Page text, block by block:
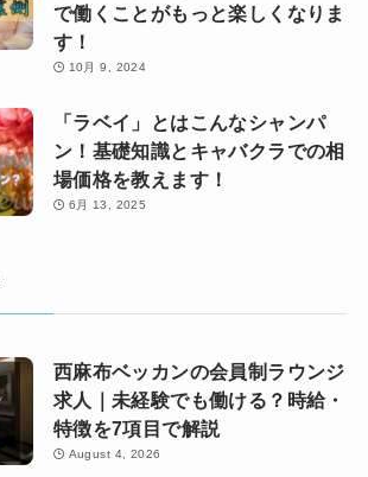
で働くことがもっと楽しくなりま
す！
10月 9, 2024
「ラベイ」とはこんなシャンパ
ン！基礎知識とキャバクラでの相
場価格を教えます！
6月 13, 2025
西麻布ベッカンの会員制ラウンジ
求人｜未経験でも働ける？時給・
特徴を7項目で解説
August 4, 2026